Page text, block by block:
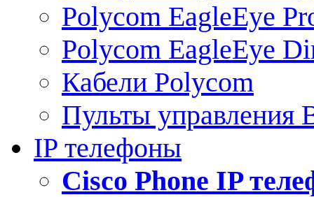
Polycom EagleEye
Polycom EagleEye
Кабели Polycom
Пульты управления
IP телефоны
Сisco Phone IP